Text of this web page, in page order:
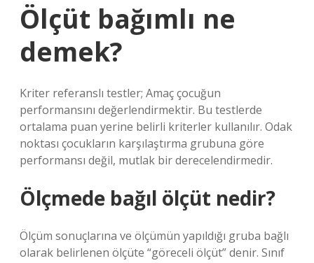
Ölçüt bağımlı ne
demek?
Kriter referanslı testler; Amaç çocuğun
performansını değerlendirmektir. Bu testlerde
ortalama puan yerine belirli kriterler kullanılır. Odak
noktası çocukların karşılaştırma grubuna göre
performansı değil, mutlak bir derecelendirmedir.
Ölçmede bağıl ölçüt nedir?
Ölçüm sonuçlarına ve ölçümün yapıldığı gruba bağlı
olarak belirlenen ölçüte “göreceli ölçüt” denir. Sınıf